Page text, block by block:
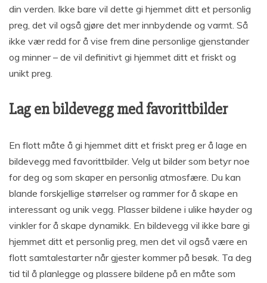
din verden. Ikke bare vil dette gi hjemmet ditt et personlig
preg, det vil også gjøre det mer innbydende og varmt. Så
ikke vær redd for å vise frem dine personlige gjenstander
og minner – de vil definitivt gi hjemmet ditt et friskt og
unikt preg.
Lag en bildevegg med favorittbilder
En flott måte å gi hjemmet ditt et friskt preg er å lage en
bildevegg med favorittbilder. Velg ut bilder som betyr noe
for deg og som skaper en personlig atmosfære. Du kan
blande forskjellige størrelser og rammer for å skape en
interessant og unik vegg. Plasser bildene i ulike høyder og
vinkler for å skape dynamikk. En bildevegg vil ikke bare gi
hjemmet ditt et personlig preg, men det vil også være en
flott samtalestarter når gjester kommer på besøk. Ta deg
tid til å planlegge og plassere bildene på en måte som